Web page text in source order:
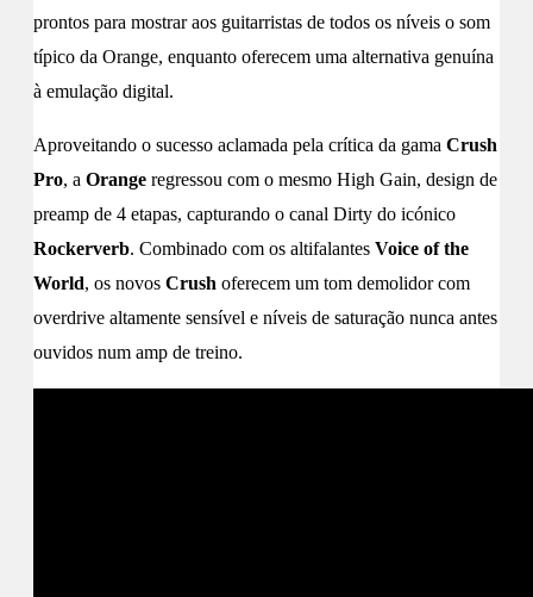
prontos para mostrar aos guitarristas de todos os níveis o som
típico da Orange, enquanto oferecem uma alternativa genuína
à emulação digital.
Aproveitando o sucesso aclamada pela crítica da gama Crush
Pro, a Orange regressou com o mesmo High Gain, design de
preamp de 4 etapas, capturando o canal Dirty do icónico
Rockerverb. Combinado com os altifalantes Voice of the
World, os novos Crush oferecem um tom demolidor com
overdrive altamente sensível e níveis de saturação nunca antes
ouvidos num amp de treino.